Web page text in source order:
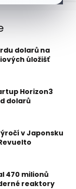
dolarů na
úložišť
Horizon3
dolarů
v Japonsku
470 milionů
reaktory